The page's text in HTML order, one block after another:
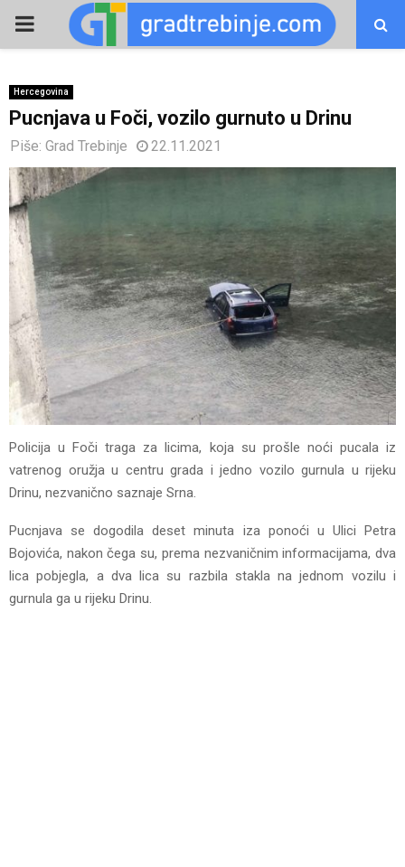
PRIMARY
Hercegovina
Pucnjava u Foči, vozilo gurnuto u Drinu
Piše: Grad Trebinje 22.11.2021
Policija u Foči traga za licima, koja su prošle noći pucala iz
vatrenog oružja u centru grada i jedno vozilo gurnula u rijeku
Drinu, nezvanično saznaje Srna.
Pucnjava se dogodila deset minuta iza ponoći u Ulici Petra
Bojovića, nakon čega su, prema nezvaničnim informacijama, dva
lica pobjegla, a dva lica su razbila stakla na jednom vozilu i
gurnula ga u rijeku Drinu.